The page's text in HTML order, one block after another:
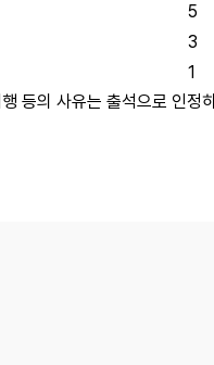
5
3
1
등의 사유는 출석으로 인정